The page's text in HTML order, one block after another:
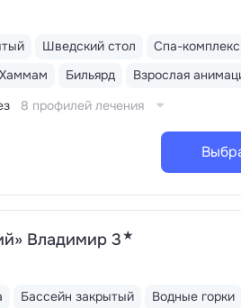
Шведский стол
Спа-комплекс
Хаммам Бильярд
Взрослая
8 профилей лечения
Владимир 3★
Бассейн закрытый Водные горки